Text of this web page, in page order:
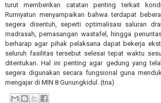
turut memberikan catatan penting terkait
Rumiyatun menyampaikan bahwa terdapat
segera disentuh, seperti optimalisasi saluran
madrasah, pemasangan wastafel, hingga
berharap agar pihak pelaksana dapat bekerja
seluruh fasilitas tersebut selesai tepat waktu
ditentukan. Hal ini penting agar gedung yang
segera digunakan secara fungsional guna
mengajar di MIN 8 Gunungkidul. (tna)